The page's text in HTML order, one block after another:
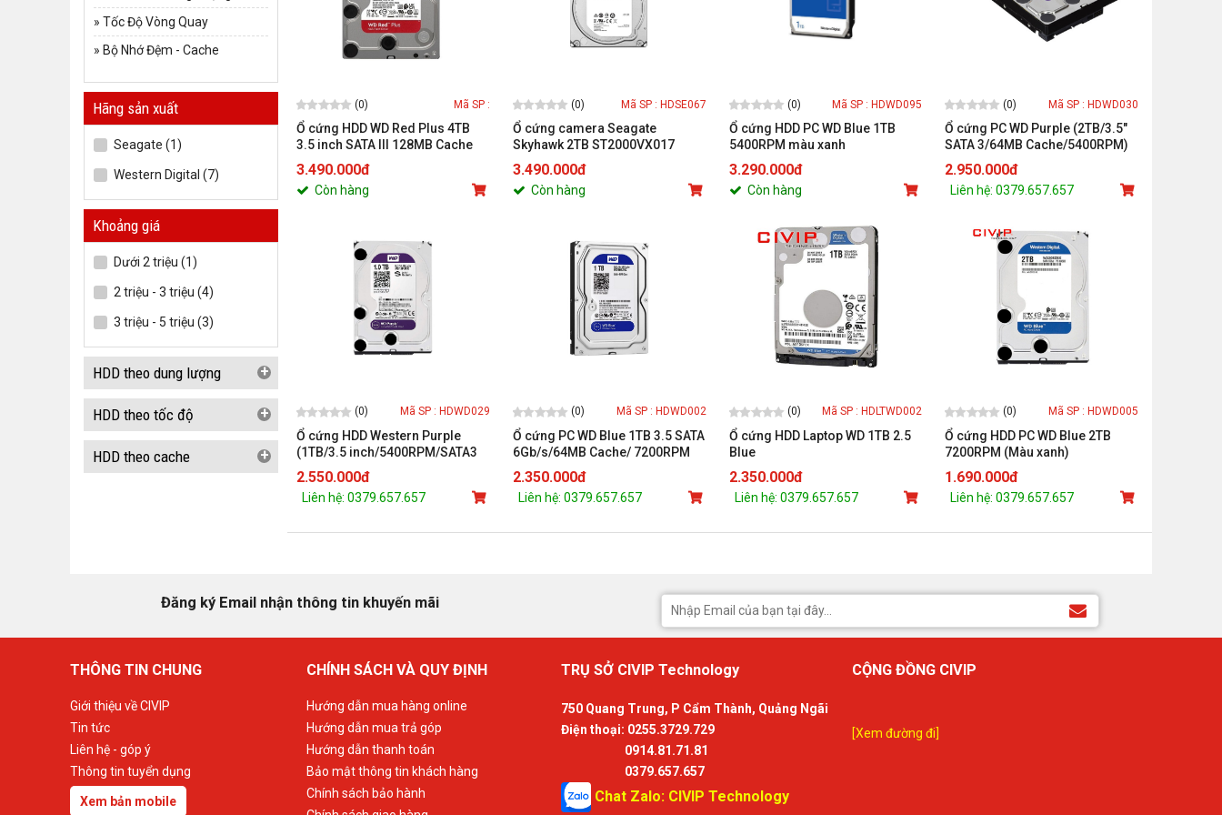
(0) Mã SP :
Ổ cứng HDD WD Red Plus 4TB
3.5 inch SATA III 128MB Cache
5400RPM
3.490.000đ
Còn hàng
(0) Mã SP : HDSE067
Ổ cứng camera Seagate
Skyhawk 2TB ST2000VX017
3.490.000đ
Còn hàng
(0) Mã SP : HDWD095
Ổ cứng HDD PC WD Blue 1TB
5400RPM màu xanh
(WD10EARZ)
3.290.000đ
Còn hàng
(0) Mã SP : HDWD030
Ổ cứng PC WD Purple (2TB/3.5"
SATA 3/64MB Cache/5400RPM)
(Màu tím)
2.950.000đ
Liên hệ: 0379.657.657
(0) Mã SP : HDWD029
Ổ cứng HDD Western Purple
(1TB/3.5 inch/5400RPM/SATA3
6Gb/s, 64MB Cache)
2.550.000đ
Liên hệ: 0379.657.657
(0) Mã SP : HDWD002
Ổ cứng PC WD Blue 1TB 3.5 SATA
6Gb/s/64MB Cache/ 7200RPM
(Màu xanh)
2.350.000đ
Liên hệ: 0379.657.657
(0) Mã SP : HDLTWD002
Ổ cứng HDD Laptop WD 1TB 2.5
Blue
2.350.000đ
Liên hệ: 0379.657.657
(0) Mã SP : HDWD005
Ổ cứng HDD PC WD Blue 2TB
7200RPM (Màu xanh)
1.690.000đ
Liên hệ: 0379.657.657
» Tốc Độ Vòng Quay
» Bộ Nhớ Đệm - Cache
Hãng sản xuất
Seagate (1)
Western Digital (7)
Khoảng giá
Dưới 2 triệu (1)
2 triệu - 3 triệu (4)
3 triệu - 5 triệu (3)
HDD theo dung lượng +
HDD theo tốc độ +
HDD theo cache +
Đăng ký Email nhận thông tin khuyến mãi
THÔNG TIN CHUNG
Giới thiệu về CIVIP
Tin tức
Liên hệ - góp ý
Thông tin tuyển dụng
Xem bản mobile
CHÍNH SÁCH VÀ QUY ĐỊNH
Hướng dẫn mua hàng online
Hướng dẫn mua trả góp
Hướng dẫn thanh toán
Bảo mật thông tin khách hàng
Chính sách bảo hành
TRỤ SỞ CIVIP Technology
750 Quang Trung, P Cẩm Thành, Quảng Ngãi
Điện thoại: 0255.3729.729
0914.81.71.81
0379.657.657
Chat Zalo: CIVIP Technology
CỘNG ĐỒNG CIVIP
[Xem đường đi]